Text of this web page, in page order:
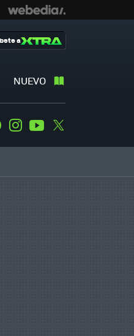
NUEVO
a
TelegramInstagramYoutube